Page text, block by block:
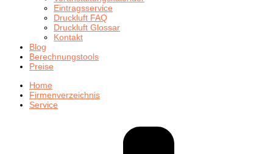
Eintragsservice
Druckluft FAQ
Druckluft Glossar
Kontakt
Blog
Berechnungstools
Preise
Home
Firmenverzeichnis
Service